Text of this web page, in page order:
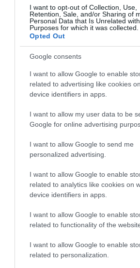
I want to opt-out of Collection, Use,
Retention, Sale, and/or Sharing of
Personal Data that Is Unrelated
Purposes for which it was collected.
Opted Out
Google consents
I want to allow Google to enable
related to advertising like cookies
device identifiers in apps.
I want to allow my user data to be
Google for online advertising
I want to allow Google to send me
personalized advertising.
I want to allow Google to enable
related to analytics like cookies on
device identifiers in apps.
I want to allow Google to enable
related to functionality of the
I want to allow Google to enable
related to personalization.
ELŐZŐ CIKK
ÍGY NÉZ KI, HA EGY BIRKA EGY
LÉLEGZETELÁLLÍTÓ MENYASSZONYOK